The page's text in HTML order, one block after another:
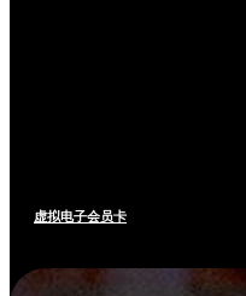
虚拟电子会员卡